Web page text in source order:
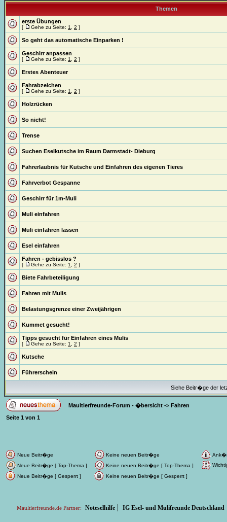
Themen
erste Übungen
[ Gehe zu Seite: 1 2 ]
So geht das automatische Einparken !
Geschirr anpassen
[ Gehe zu Seite: 1 2 ]
Erstes Abenteuer
Fahrabzeichen
[ Gehe zu Seite: 1 2 ]
Holzrücken
So nicht!
Trense
Suchen Eselkutsche im Raum Darmstadt- Dieburg
Fahrerlaubnis für Kutsche und Einfahren des eigenen Tieres
Fahrverbot Gespanne
Geschirr für 1m-Muli
Muli einfahren
Muli einfahren lassen
Esel einfahren
Fahren - gebisslos ?
[ Gehe zu Seite: 1 2 ]
Biete Fahrbeteiligung
Fahren mit Mulis
Belastungsgrenze einer Zweijährigen
Kummet gesucht!
Tipps gesucht für Einfahren eines Mulis
[ Gehe zu Seite: 1 2 ]
Kutsche
Führerschein
Siehe Beitr�ge der
Maultierfreunde-Forum - �bersicht -> Fahren
Seite 1 von 1
Neue Beitr�ge Keine neuen Beitr�ge
Neue Beitr�ge [ Top-Thema ]
Keine neuen Beitr�ge [ Top-Thema ]
Neue Beitr�ge [ Gesperrt ]
Keine neuen Beitr�ge [ Gesperrt ]
Maultierfreunde.de Partner: Noteselhilfe | IG Esel- und Mulifreunde Deutschland